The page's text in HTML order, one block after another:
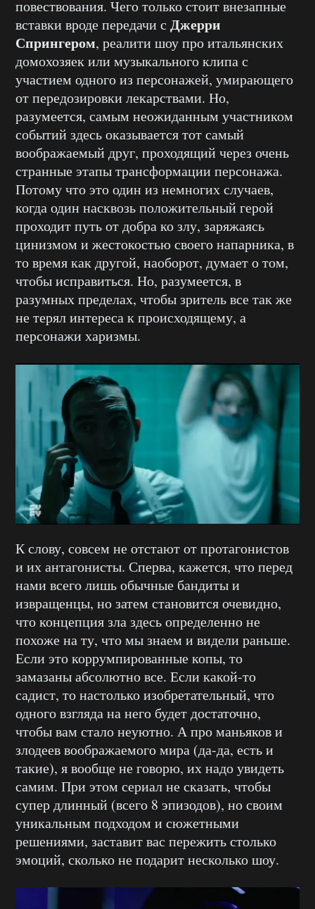
повествования. Чего только стоит внезапные
вставки вроде передачи с Джерри
Спрингером, реалити шоу про итальянских
домохозяек или музыкального клипа с
участием одного из персонажей, умирающего
от передозировки лекарствами. Но,
разумеется, самым неожиданным участником
событий здесь оказывается тот самый
воображаемый друг, проходящий через очень
странные этапы трансформации персонажа.
Потому что это один из немногих случаев,
когда один насквозь положительный герой
проходит путь от добра ко злу, заряжаясь
цинизмом и жестокостью своего напарника, в
то время как другой, наоборот, думает о том,
чтобы исправиться. Но, разумеется, в
разумных пределах, чтобы зритель все так же
не терял интереса к происходящему, а
персонажи харизмы.
К слову, совсем не отстают от протагонистов
и их антагонисты. Сперва, кажется, что перед
нами всего лишь обычные бандиты и
извращенцы, но затем становится очевидно,
что концепция зла здесь определенно не
похоже на ту, что мы знаем и видели раньше.
Если это коррумпированные копы, то
замазаны абсолютно все. Если какой-то
садист, то настолько изобретательный, что
одного взгляда на него будет достаточно,
чтобы вам стало неуютно. А про маньяков и
злодеев воображаемого мира (да-да, есть и
такие), я вообще не говорю, их надо увидеть
самим. При этом сериал не сказать, чтобы
супер длинный (всего 8 эпизодов), но своим
уникальным подходом и сюжетными
решениями, заставит вас пережить столько
эмоций, сколько не подарит несколько шоу.